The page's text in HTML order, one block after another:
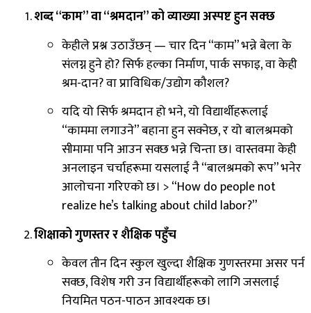
शब्द “काम” वा “श्रमदान” को व्याख्या अस्पष्ट हुन सक्छ
केहीले प्रश्न उठाउँछन् — चार दिन “काम” भन्ने बेला के
संलग्न हुने हो? सिर्फ हल्का निर्माण, पार्क सफाइ, वा केही
श्रम-दान? वा प्राविधिक/उद्योग कौशल?
यदि यो सिर्फ श्रमदान हो भने, यो विद्यार्थीहरूलाई
“काममा लगाउने” बहाना हुन सक्नेछ, र यो बालश्रमको
सीमामा पनि आउन सक्छ भन्ने चिन्ता छ। वास्तवमा केही
अनलाइन चर्चाहरूमा यसलाई नै “बालश्रमको रूप” भनेर
आलोचना गरिएको छ। > “How do people not
realize he’s talking about child labor?”
शिक्षाको गुणस्तर र शैक्षिक पहुँच
केवल तीन दिन स्कुल खुल्दा शैक्षिक गुणस्तरमा असर पर्न
सक्छ, विशेष गरी उन विद्यार्थीहरूको लागि जसलाई
नियमित पठन-पाठन आवश्यक छ।